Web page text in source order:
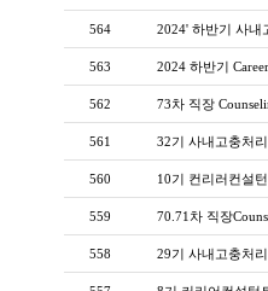
564 2024' 하반기 사내
563 2024 하반기
562 73차 직장
561 32기 사내고충처
560 10기 컨리러컨설
559 70.71차 직장
558 29기 사내고충처